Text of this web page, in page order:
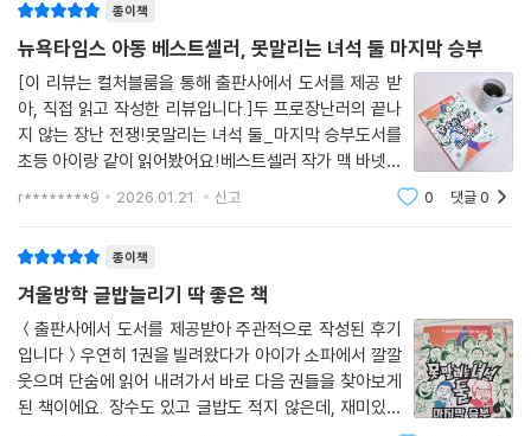
종이책
뉴욕타임스 아동 베스트셀러, 못말리는 녀석 둘 마지막 승부
[이 리뷰는 컬처블룸을 통해 출판사에서 도서를 제공 받
아, 직접 읽고 작성한 리뷰입니다.]두 프로장난러의 끝나
지 않는 장난 전쟁!못말리는 녀석 둘_마지막 승부도서를
초등 아이랑 같이 읽어봤어요!베스트셀러 작가 맥 바넷과
조리 존의좋은 친구와 선한 웃음의 힘을 담은 도서!못말
r********9 2026.01.21. 신고 0 댓글0
종이책
겨울방학 글밥늘리기 딱 좋은 책
＜출판사에서 도서를 제공받아 주관적으로 작성된 후기
입니다＞우연히 1권을 빌려왔다가 아이가 소파에서 깔깔
웃으며 단숨에 읽어 내려가서 바로 다음 권들을 찾아보게
된 책이에요. 장수도 있고 글밥도 적지 않은데, 재미있다